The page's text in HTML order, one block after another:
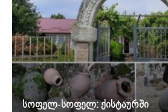
სოფელ-სოფელ: ქისტაურში